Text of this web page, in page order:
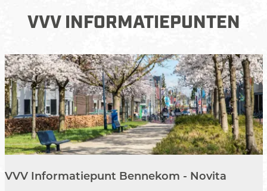
VVV INFORMATIEPUNTEN
VVV Informatiepunt Bennekom - Novita